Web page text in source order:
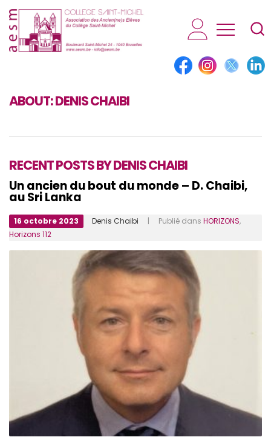
AESM...
ABOUT:DENIS CHAIBI
RECENT POSTS BY DENIS CHAIBI
Un ancien du bout du monde – D. Chaibi,
au Sri Lanka
16 octobre 2023 Denis Chaibi | Publié dans HORIZONS,
Horizons 112